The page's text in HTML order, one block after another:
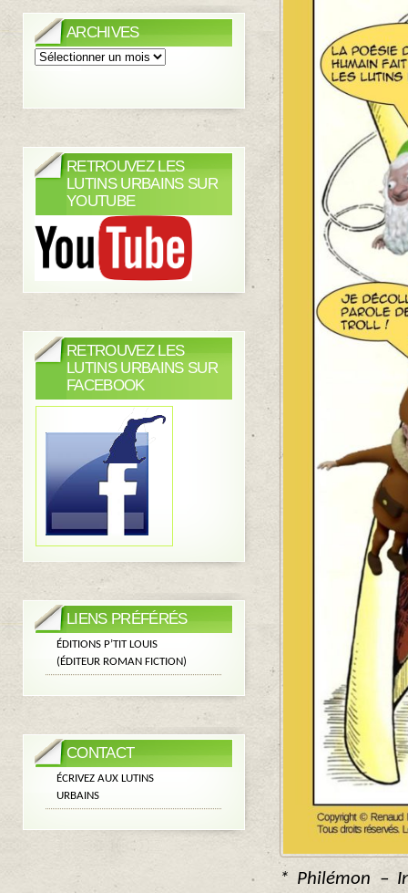
* Philémon –
ARCHIVES
Archives
RETROUVEZ LES
LUTINS URBAINS SUR
YOUTUBE
RETROUVEZ LES
LUTINS URBAINS SUR
FACEBOOK
LIENS PRÉFÉRÉS
ÉDITIONS P’TIT LOUIS
(ÉDITEUR ROMAN FICTION)
CONTACT
ÉCRIVEZ AUX LUTINS
URBAINS